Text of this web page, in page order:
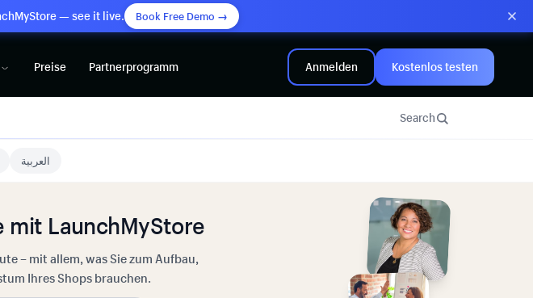
— see it live. Book Free Demo →
Preise Partnerprogramm Anmelden Kostenlos testen
Search
العربية
mit LaunchMyStore
– mit allem, was Sie zum Aufbau,
Ihres Shops brauchen.